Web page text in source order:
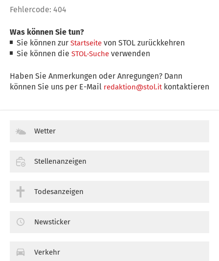
Fehlercode: 404
Was können Sie tun?
Sie können zurStartseite von STOL zurückkehren
Sie können dieSTOL-Suche verwenden
Haben Sie Anmerkungen oder Anregungen? Dann
können Sie uns per E-Mail redaktion@stol.itkontaktieren
Wetter
Stellenanzeigen
Todesanzeigen
Newsticker
Verkehr